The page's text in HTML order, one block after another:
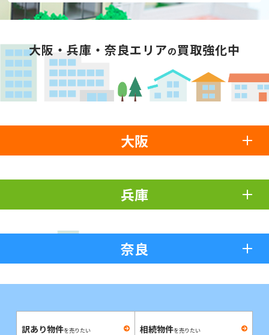
大阪・兵庫・奈良エリアの買取強化中
大阪
兵庫
奈良
訳あり物件を売りたい 相続物件を売りたい